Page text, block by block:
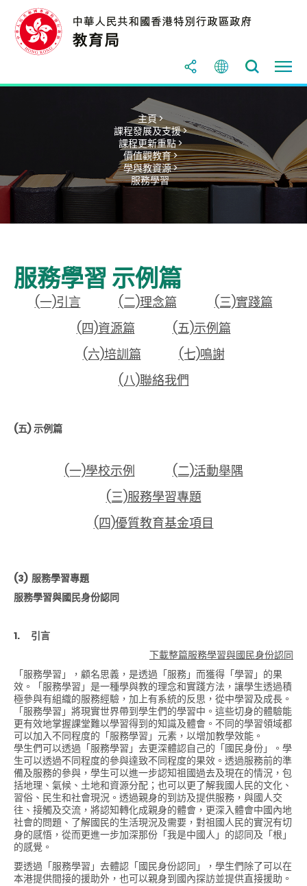
主頁 >
課程發展及支援 >
課程更新重點 >
價值觀教育 >
學與教資源 >
服務學習
服務學習 示例篇
(一)引言 (二)理念篇
(三)實踐篇
(四)資源篇
(五)示例篇
(六)培訓篇
(七)鳴謝
(八)聯絡我們
(五)示例篇
(一)學校示例
(二)活動舉隅
(三)服務學習專題
(四)優質教育基金項目
(3) 服務學習專題
服務學習與國民身份認同
1.
引言
下載整篇服務學習與國民身份認同
「服務學習」，顧名思義，是透過「服務」而獲得「學習」的果
效。「服務學習」是一種學與教的理念和實踐方法，讓學生透過積
極參與有組織的服務經驗，加上有系統的反思，從中學習及成長。
「服務學習」將現實世界帶到學生們的學習中。這些切身的體驗能
更有效地掌握課堂難以學習得到的知識及體會。不同的學習領域都
可以加入不同程度的「服務學習」元素，以增加教學效能。
學生們可以透過「服務學習」去更深體認自己的「國民身份」。學
生可以透過不同程度的參與達致不同程度的果效。透過服務前的準
備及服務的參與，學生可以進一步認知祖國過去及現在的情況，包
括地理、氣候、土地和資源分配；也可以更了解我國人民的文化、
習俗、民生和社會現況。透過親身的到訪及提供服務，與國人交
往、接觸及交流，將認知轉化成親身的體會，更深入體會中國內地
社會的問題、了解國民的生活現況及需要，對祖國人民的實況有切
身的感悟，從而更進一步加深那份「我是中國人」的認同及「根」
的感覺。
要透過「服務學習」去體認「國民身份認同」，學生們除了可以在
本港提供間接的援助外，也可以親身到國內探訪並提供直接援助。